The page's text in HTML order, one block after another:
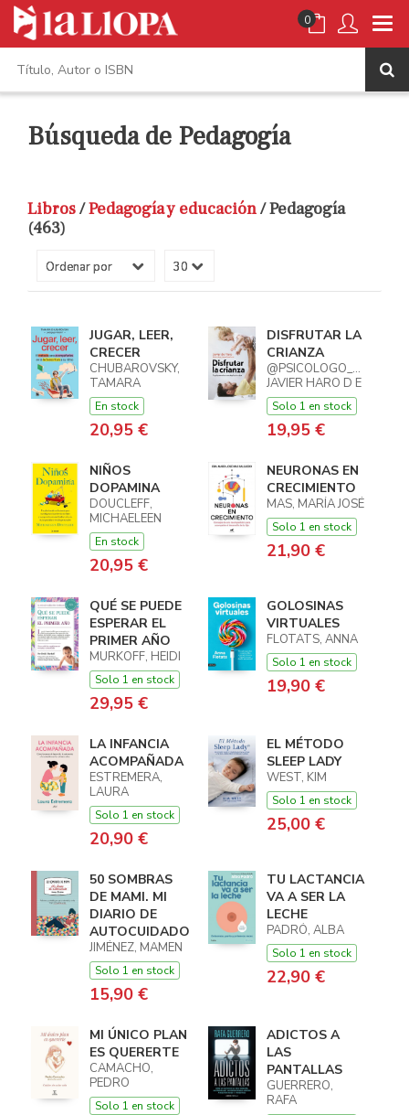
0
Búsqueda de Pedagogía
Libros/Pedagogía y educación/ Pedagogía
(463)
JUGAR, LEER,
CRECER
CHUBAROVSKY,
TAMARA
En stock
20,95 €
DISFRUTAR LA
CRIANZA
JAVIER HARO D E
Solo 1 en stock
19,95 €
NIÑOS
DOPAMINA
DOUCLEFF,
MICHAELEEN
En stock
20,95 €
NEURONAS EN
CRECIMIENTO
MAS, MARÍA JOSÉ
Solo 1 en stock
21,90 €
QUÉ SE PUEDE
ESPERAR EL
PRIMER AÑO
MURKOFF, HEIDI
Solo 1 en stock
29,95 €
GOLOSINAS
VIRTUALES
FLOTATS, ANNA
Solo 1 en stock
19,90 €
LA INFANCIA
ACOMPAÑADA
ESTREMERA,
LAURA
Solo 1 en stock
20,90 €
EL MÉTODO
SLEEP LADY
WEST, KIM
Solo 1 en stock
25,00 €
50 SOMBRAS
DE MAMI. MI
DIARIO DE
AUTOCUIDADO
JIMÉNEZ, MAMEN
Solo 1 en stock
15,90 €
TU LACTANCIA
VA A SER LA
LECHE
PADRÓ, ALBA
Solo 1 en stock
22,90 €
MI ÚNICO PLAN
ES QUERERTE
CAMACHO,
PEDRO
Solo 1 en stock
ADICTOS A
LAS
PANTALLAS
GUERRERO,
RAFA